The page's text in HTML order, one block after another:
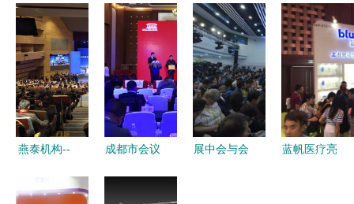
搭建到品牌
推广的全链
路服务策略
会议与展览
服务，赋能
每一次精彩
发声
公司 专业
设计服务的
卓越之选
幕 2020第
12届中国发
博会邀您共
襄盛会（展
前预告）
燕泰机构--
公关活动、
成都市会议
展中会与会
蓝帆医疗亮